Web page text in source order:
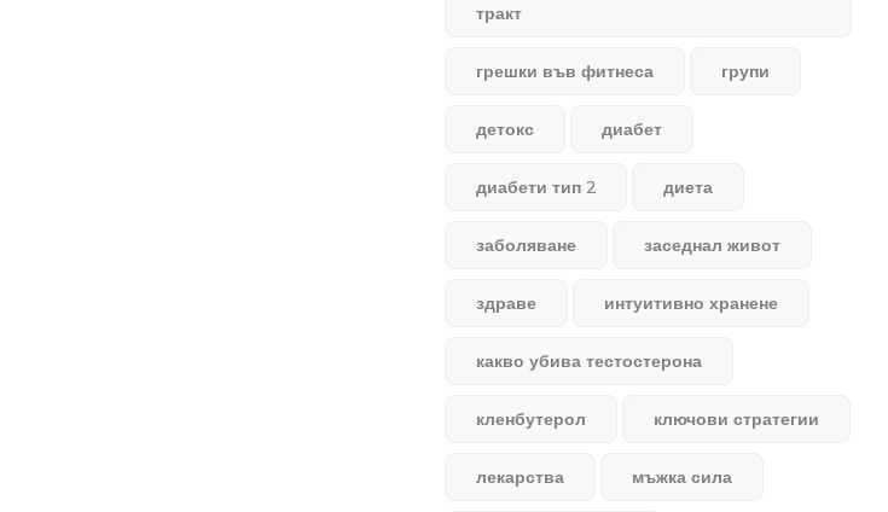
тракт
грешки във фитнеса групи
детокс диабет
диабети тип 2 диета
заболяване заседнал живот
здраве интуитивно хранене
какво убива тестостерона
кленбутерол ключови стратегии
лекарства мъжка сила